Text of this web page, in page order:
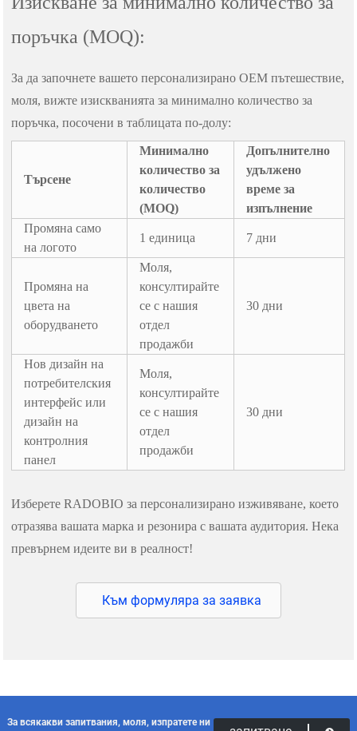
поръчка (MOQ):
За да започнете вашето персонализирано OEM пътешествие,
моля, вижте изискванията за минимално количество за
поръчка, посочени в таблицата по-долу:
Търсене
Минимално
количество за
количество
(MOQ)
Допълнително
удължено
време за
изпълнение
Промяна само
на логото
1 единица 7 дни
Промяна на
цвета на
оборудването
Моля,
консултирайте
се с нашия
отдел
продажби
30 дни
Нов дизайн на
потребителския
интерфейс или
дизайн на
контролния
панел
Моля,
консултирайте
се с нашия
отдел
продажби
30 дни
Изберете RADOBIO за персонализирано изживяване, което
отразява вашата марка и резонира с вашата аудитория. Нека
превърнем идеите ви в реалност!
Към формуляра за заявка
За всякакви запитвания, моля, изпратете ни